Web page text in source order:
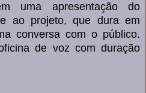
uma apresentação do
ao projeto, que dura em
conversa com o público.
de voz com duração